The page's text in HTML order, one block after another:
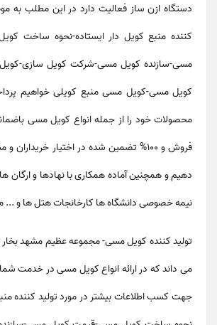
دستگاه ازن ساز فعالیت دارد در این مطلب به
کننده منبع کویل دار ایستاده-نحوه ساخت
مسی-سازنده کویل مسی-شرکت کویل سازی-
کویل مسی-کویل مسی منبع کویلیخواهیم
محصولات خود را از جمله انواع کویل مسی
فروش و 100% تضمین شده در اختیار
دهیم و همچنین آماده همکاری با نهادها و
نیمه خصوصی دانشگاه ها کارخانجات هتل ها و ...
تولید کننده کویل مسی-مجموعه عظیم مشهد بخار
می داند که در ارائه انواعکویل مسیدر خدمت شما
جهت کسب اطلاعات بیشتر در موردتولید کننده